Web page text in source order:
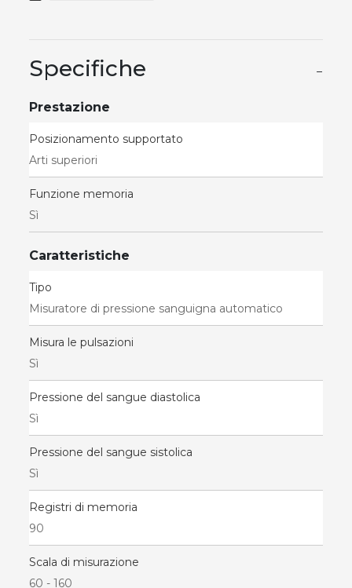
Specifiche −
Prestazione
Posizionamento supportato
Arti superiori
Funzione memoria
Sì
Caratteristiche
Tipo
Misuratore di pressione sanguigna automatico
Misura le pulsazioni
Sì
Pressione del sangue diastolica
Sì
Pressione del sangue sistolica
Sì
Registri di memoria
90
Scala di misurazione
60 - 160